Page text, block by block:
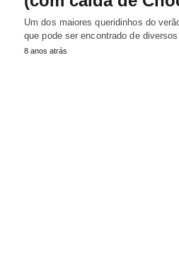
Um dos maiores queridinhos do
que pode ser encontrado de
8 anos atrás